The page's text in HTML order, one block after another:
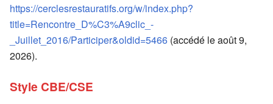
https://cerclesrestauratifs.org/w/index.php?
title=Rencontre_D%C3%A9clic_-
_Juillet_2016/Participer&oldid=5466 (accédé le août 9,
2026).
Style CBE/CSE